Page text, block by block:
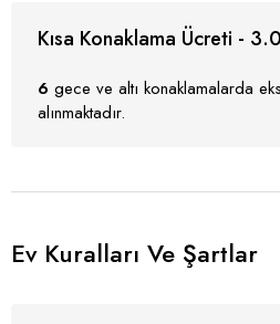
Kısa Konaklama Ücreti -
6 gece ve altı konaklamalarda
alınmaktadır.
Ev Kuralları Ve Şartlar